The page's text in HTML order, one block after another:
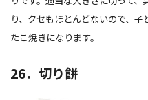
り、クセもほとんどないので、
たこ焼きになります。
26．切り餅